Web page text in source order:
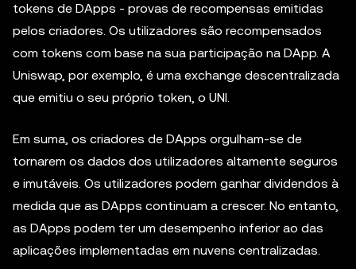
tokens de DApps - provas de recompensas emitidas
pelos criadores. Os utilizadores são recompensados
com tokens com base na sua participação na DApp. A
Uniswap, por exemplo, é uma exchange descentralizada
que emitiu o seu próprio token, o UNI.
Em suma, os criadores de DApps orgulham-se de
tornarem os dados dos utilizadores altamente seguros
e imutáveis. Os utilizadores podem ganhar dividendos à
medida que as DApps continuam a crescer. No entanto,
as DApps podem ter um desempenho inferior ao das
aplicações implementadas em nuvens centralizadas.